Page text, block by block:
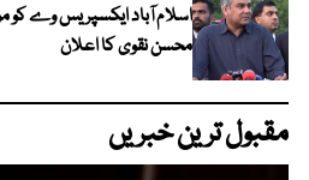
اسلام آباد ایکسپریس وے کو
محسن نقوی کا اعلان
مقبول ترین خبریں